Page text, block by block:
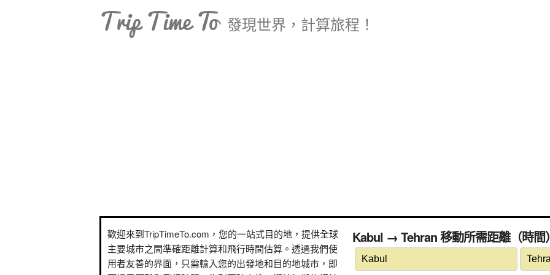
Trip Time To 發現世界，計算旅程！
歡迎來到TripTimeTo.com，您的一站式目的地，提供全球
主要城市之間準確距離計算和飛行時間估算。透過我們使
用者友善的界面，只需輸入您的出發地和目的地城市，即
Kabul → Tehran 移動所需距離（時間